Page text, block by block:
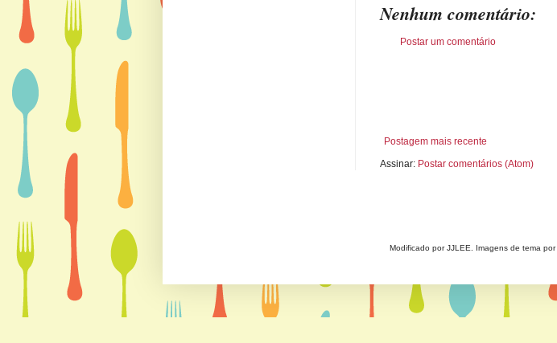
Nenhum comentário:
Postar um comentário
Postagem mais recente
Assinar: Postar comentários (Atom)
Modificado por JJLEE. Imagens de tema por